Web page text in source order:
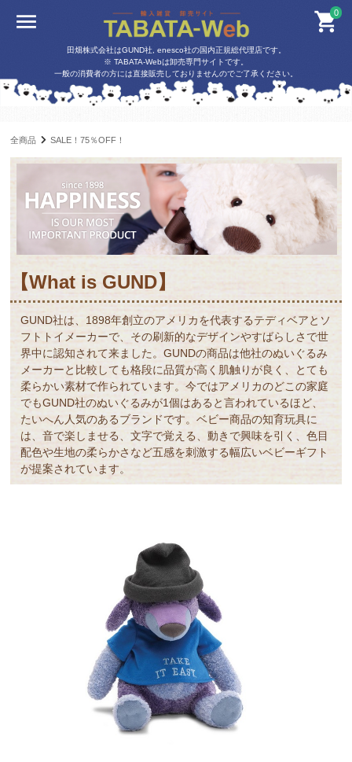
0
田畑株式会社はGUND社, enesco社の国内正規総代理店です。
※ TABATA-Webは卸売専門サイトです。
一般の消費者の方には直接販売しておりませんのでご了承ください。
全商品 SALE！75％OFF！
【What is GUND】
GUND社は、1898年創立のアメリカを代表するテディベアとソ
フトトイメーカーで、その刷新的なデザインやすばらしさで世
界中に認知されて来ました。GUNDの商品は他社のぬいぐるみ
メーカーと比較しても格段に品質が高く肌触りが良く、とても
柔らかい素材で作られています。今ではアメリカのどこの家庭
でもGUND社のぬいぐるみが1個はあると言われているほど、
たいへん人気のあるブランドです。ベビー商品の知育玩具に
は、音で楽しませる、文字で覚える、動きで興味を引く、色目
配色や生地の柔らかさなど五感を刺激する幅広いベビーギフト
が提案されています。